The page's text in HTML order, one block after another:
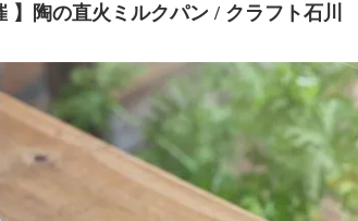
】陶の直火ミルクパン / クラフト石川